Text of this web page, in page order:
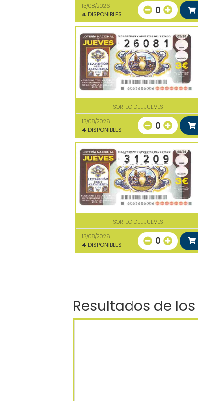
13/08/2026
4 DISPONIBLES 0
SORTEO DEL JUEVES
13/08/2026
4 DISPONIBLES 0
SORTEO DEL JUEVES
13/08/2026
4 DISPONIBLES 0
Resultados de